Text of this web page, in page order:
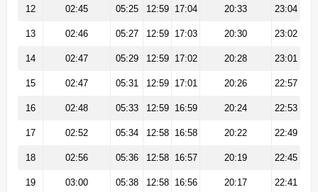
12 02:45 05:25 12:59 17:04 20:33 23:04
13 02:46 05:27 12:59 17:03 20:30 23:02
14 02:47 05:29 12:59 17:02 20:28 23:01
15 02:47 05:31 12:59 17:01 20:26 22:57
16 02:48 05:33 12:59 16:59 20:24 22:53
17 02:52 05:34 12:58 16:58 20:22 22:49
18 02:56 05:36 12:58 16:57 20:19 22:45
19 03:00 05:38 12:58 16:56 20:17 22:41